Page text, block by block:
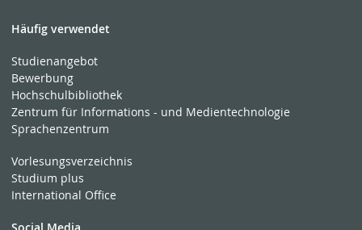
Häufig verwendet
Studienangebot
Bewerbung
Hochschulbibliothek
Zentrum für Informations - und Medientechnologie
Sprachenzentrum
Vorlesungsverzeichnis
Studium plus
International Office